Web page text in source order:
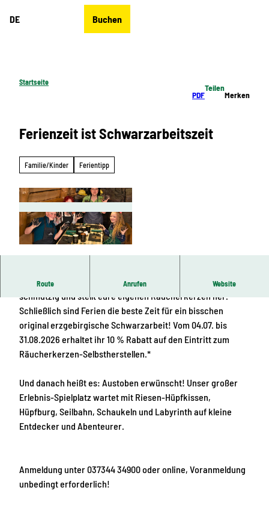
DE Buchen
Startseite
PDF
Teilen
Merken
Ferienzeit ist Schwarzarbeitszeit
Familie/Kinder Ferientipp
Route Anrufen Website
Macht euch im Räucherkerzenland die Hände mal so richtig
schmutzig und stellt eure eigenen Räucherkerzen her.
Schließlich sind Ferien die beste Zeit für ein bisschen
original erzgebirgische Schwarzarbeit! Vom 04.07. bis
31.08.2026 erhaltet ihr 10 % Rabatt auf den Eintritt zum
Räucherkerzen-Selbstherstellen.*
Und danach heißt es: Austoben erwünscht! Unser großer
Erlebnis-Spielplatz wartet mit Riesen-Hüpfkissen,
Hüpfburg, Seilbahn, Schaukeln und Labyrinth auf kleine
Entdecker und Abenteurer.
Anmeldung unter 037344 34900 oder online, Voranmeldung
unbedingt erforderlich!